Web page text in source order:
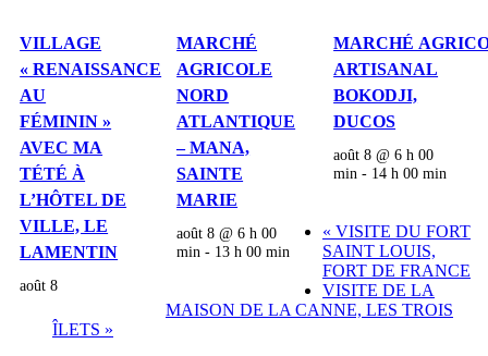
VILLAGE
« RENAISSANCE
AU
FÉMININ »
AVEC MA
TÉTÉ À
L’HÔTEL DE
VILLE, LE
LAMENTIN
août 8
MARCHÉ
AGRICOLE
NORD
ATLANTIQUE
– MANA,
SAINTE
MARIE
août 8 @ 6 h 00
min - 13 h 00 min
MARCHÉ
ARTISANAL
BOKODJI,
DUCOS
août 8 @ 6 h 00
min - 14 h 00 min
« VISITE DU FORT
SAINT LOUIS,
FORT DE FRANCE
VISITE DE LA
MAISON DE LA CANNE, LES TROIS
ÎLETS »